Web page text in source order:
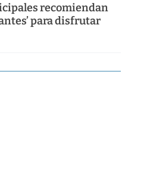
recomiendan
para disfrutar